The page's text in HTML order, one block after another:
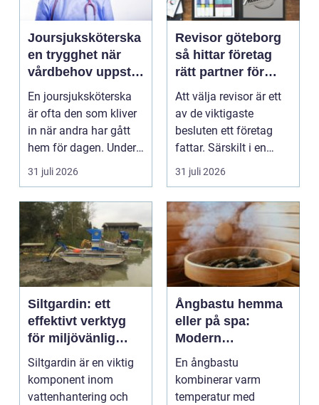
Joursjuksköterska
en trygghet när
vårdbehov uppstår
dygnet runt
En joursjuksköterska
är ofta den som kliver
in när andra har gått
hem för dagen. Under
sena kvällar,...
31 juli 2026
Revisor göteborg
så hittar företag
rätt partner för
trygg tillväxt
Att välja revisor är ett
av de viktigaste
besluten ett företag
fattar. Särskilt i en
företagsintensi...
31 juli 2026
Siltgardin: ett
effektivt verktyg
för miljövänlig
vattenhantering
Siltgardin är en viktig
komponent inom
vattenhantering och
Ångbastu hemma
eller på spa:
Modern
återhämtning med
uråldrig logik
En ångbastu
kombinerar varm
temperatur med